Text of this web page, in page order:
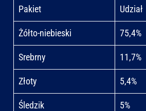
Pakiet Udział
Żółto-niebieski 75,4%
Srebrny 11,7%
Złoty 5,4%
Śledzik 5%